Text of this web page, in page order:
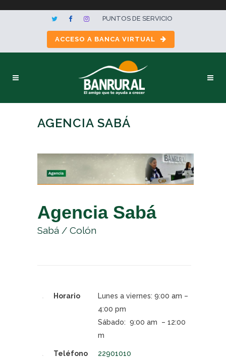
PUNTOS DE SERVICIO
ACCESO A BANCA VIRTUAL
AGENCIA SABÁ
Agencia Sabá
Sabá / Colón
Horario
Lunes a viernes: 9:00 am –
4:00 pm
Sábado: 9:00 am – 12:00
m
Teléfono
22901010